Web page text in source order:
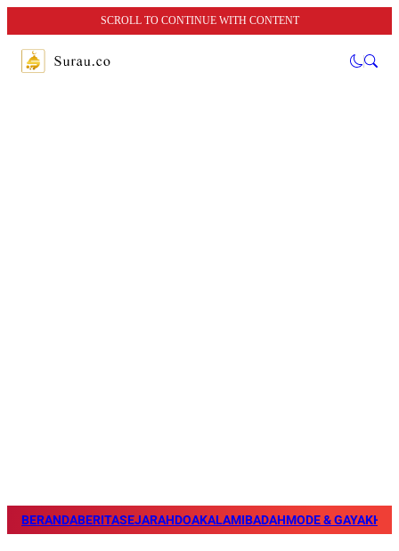
SCROLL TO CONTINUE WITH CONTENT
BERANDABERITASEJARAHDOAKALAMIBADAHMODE & GAYA